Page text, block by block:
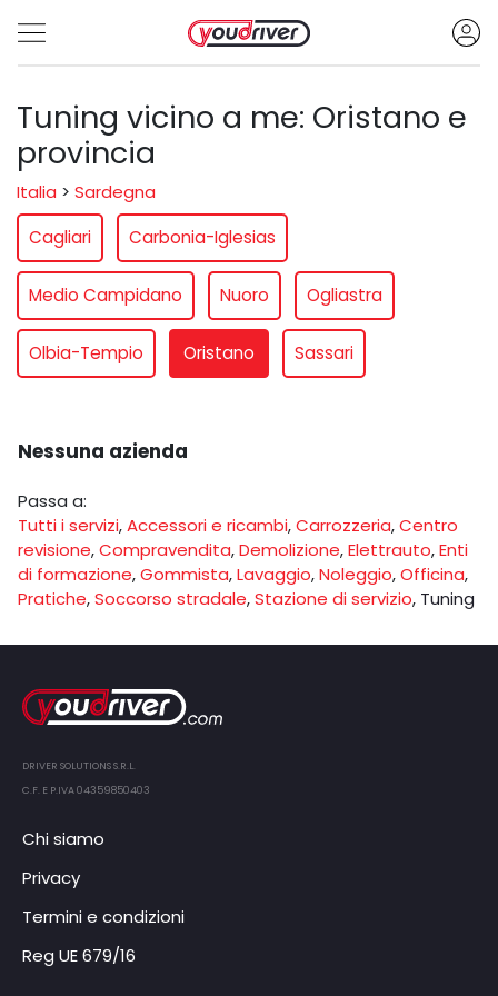
Tuning vicino a me: Oristano e
provincia
Italia > Sardegna
Cagliari
Carbonia-Iglesias
Medio Campidano Nuoro Ogliastra
Olbia-Tempio Oristano Sassari
Nessuna azienda
Passa a:
Tutti i servizi,Accessori e ricambi,Carrozzeria,Centro
revisione,Compravendita,Demolizione,Elettrauto,Enti
di formazione,Gommista,Lavaggio,Noleggio,Officina,
Pratiche,Soccorso stradale,Stazione di servizio, Tuning
DRIVER SOLUTIONS S.R.L.
C.F. E P.IVA 04359850403
Chi siamo
Privacy
Termini e condizioni
Reg UE 679/16